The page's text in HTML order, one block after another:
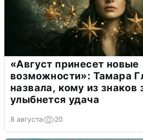
«Август принесет новые
возможности»: Тамара
назвала, кому из знаков
улыбнется удача
8 августа 20